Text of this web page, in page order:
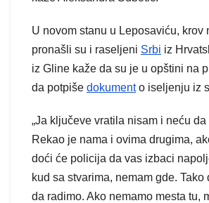
U novom stanu u Leposaviću, krov
pronašli su i raseljeni Srbi iz
iz Gline kaže da su je u opštini na
da potpiše dokumento iseljenju iz
„Ja ključeve vratila nisam i neću da
Rekao je nama i ovima drugima,
doći će policija da vas izbaci
kud sa stvarima, nemam gde. Tako
da radimo. Ako nemamo mesta tu,